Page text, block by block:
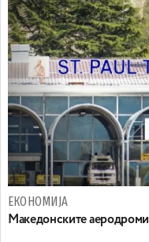
ЕКОНОМИЈА
Maкедонските